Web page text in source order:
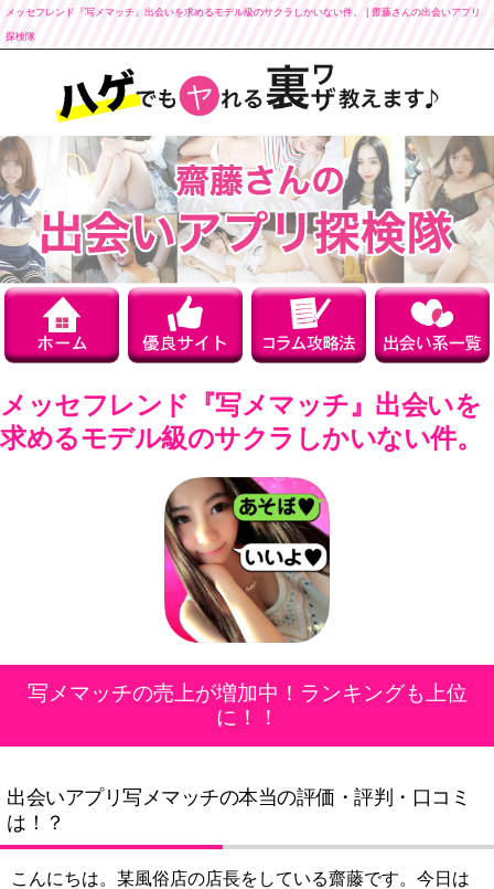
メッセフレンド『写メマッチ』出会いを求めるモデル級のサクラしかいない件。 | 齋藤さんの出会いアプリ
探検隊
メッセフレンド『写メマッチ』出会いを
求めるモデル級のサクラしかいない件。
写メマッチの売上が増加中！ランキングも上位
に！！
出会いアプリ写メマッチの本当の評価・評判・口コミ
は！？
こんにちは。某風俗店の店長をしている齋藤です。今日は